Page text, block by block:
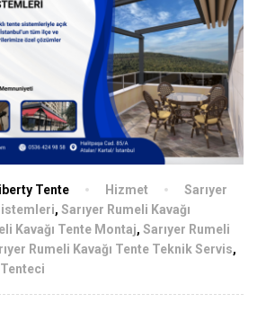
Tente Hizmet
Sarıyer
, Sarıyer Rumeli Kavağı
Kavağı Tente Montaj, Sarıyer Rumeli
Rumeli Kavağı Tente Teknik Servis,
Tenteci